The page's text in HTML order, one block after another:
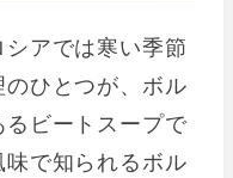
アでは寒い季節
ひとつが、ボル
ビートスープで
で知られるボル